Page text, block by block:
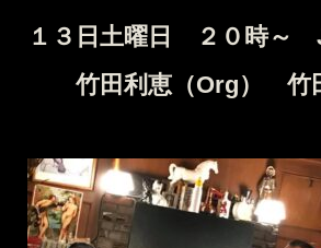
１３日土曜日 ２０時
竹田利恵（Org） 竹